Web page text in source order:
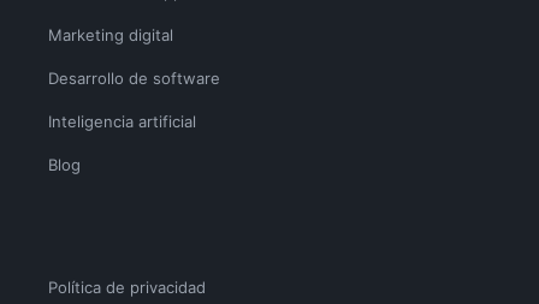
Marketing digital
Desarrollo de software
Inteligencia artificial
Blog
Política de privacidad